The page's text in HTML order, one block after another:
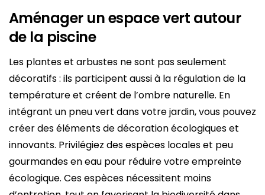
Aménager un espace vert autour
de la piscine
Les plantes et arbustes ne sont pas seulement
décoratifs : ils participent aussi à la régulation de la
température et créent de l’ombre naturelle. En
intégrant un pneu vert dans votre jardin, vous pouvez
créer des éléments de décoration écologiques et
innovants. Privilégiez des espèces locales et peu
gourmandes en eau pour réduire votre empreinte
écologique. Ces espèces nécessitent moins